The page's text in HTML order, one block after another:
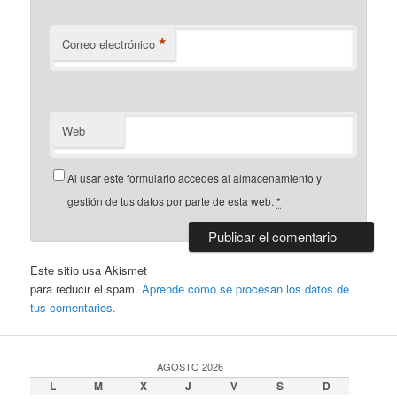
Correo electrónico *
Web
Al usar este formulario accedes al almacenamiento y
gestión de tus datos por parte de esta web.*
Este sitio usa Akismet
para reducir el spam.Aprende cómo se procesan los datos de
tus comentarios.
AGOSTO 2026
L M X J V S D